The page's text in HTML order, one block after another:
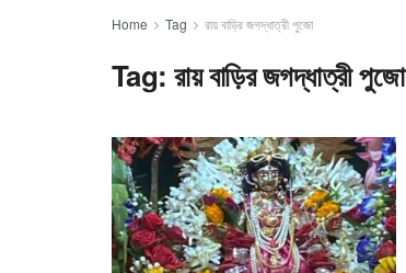
Home Tag রায় বাড়ির জগদ্ধাত্রী পুজো
Tag:রায় বাড়ির জগদ্ধাত্রী পুজো